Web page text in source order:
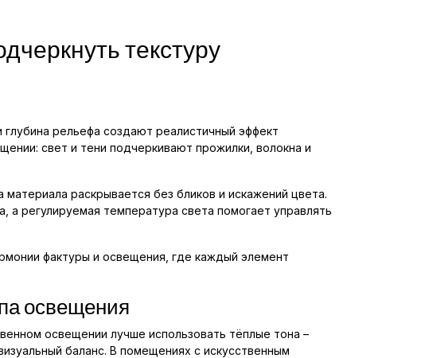
текстуру
рельефа создают реалистичный эффект
свет и тени подчеркивают прожилки, волокна и
раскрывается без бликов и искажений цвета.
регулируемая температура света помогает управлять
фактуры и освещения, где каждый элемент
освещения
освещении лучше использовать тёплые тона –
баланс. В помещениях с искусственным